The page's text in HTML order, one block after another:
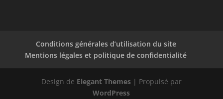
Conditions générales d’utilisation du site
Mentions légales et politique de confidentialité
Design de Elegant Themes| Propulsé par
WordPress